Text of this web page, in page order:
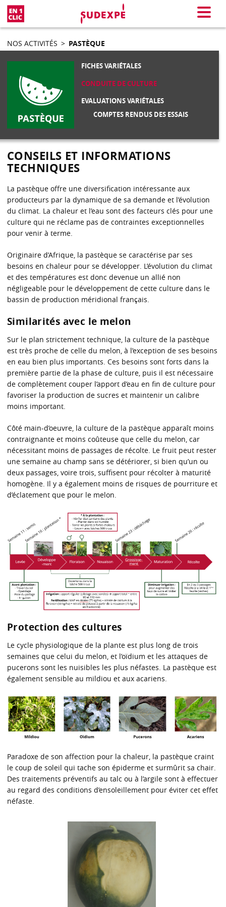
Menu
NOS ACTIVITÉS > PASTÈQUE
FICHES VARIÉTALES
CONDUITE DE CULTURE
EVALUATIONS VARIÉTALES
COMPTES RENDUS DES ESSAIS
CONSEILS ET INFORMATIONS
TECHNIQUES
La pastèque offre une diversification intéressante aux
producteurs par la dynamique de sa demande et l’évolution
du climat. La chaleur et l’eau sont des facteurs clés pour une
culture qui ne réclame pas de contraintes exceptionnelles
pour venir à terme.
Originaire d’Afrique, la pastèque se caractérise par ses
besoins en chaleur pour se développer. L’évolution du climat
et des températures est donc devenue un allié non
négligeable pour le développement de cette culture dans le
bassin de production méridional français.
Similarités avec le melon
Sur le plan strictement technique, la culture de la pastèque
est très proche de celle du melon, à l’exception de ses besoins
en eau bien plus importants. Ces besoins sont forts dans la
première partie de la phase de culture, puis il est nécessaire
de complètement couper l’apport d’eau en fin de culture pour
favoriser la production de sucres et maintenir un calibre
moins important.
Côté main-d’oeuvre, la culture de la pastèque apparaît moins
contraignante et moins coûteuse que celle du melon, car
nécessitant moins de passages de récolte. Le fruit peut rester
une semaine au champ sans se détériorer, si bien qu’un ou
deux passages, voire trois, suffisent pour récolter à maturité
homogène. Il y a également moins de risques de pourriture et
d’éclatement que pour le melon.
Protection des cultures
Le cycle physiologique de la plante est plus long de trois
semaines que celui du melon, et l’oïdium et les attaques de
pucerons sont les nuisibles les plus néfastes. La pastèque est
également sensible au mildiou et aux acariens.
Paradoxe de son affection pour la chaleur, la pastèque craint
le coup de soleil qui tache son épiderme et surmûrit sa chair.
Des traitements préventifs au talc ou à l’argile sont à effectuer
au regard des conditions d’ensoleillement pour éviter cet effet
néfaste.